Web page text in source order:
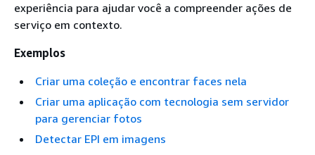
experiência para ajudar você a compreender ações de
serviço em contexto.
Exemplos
Criar uma coleção e encontrar faces nela
Criar uma aplicação com tecnologia sem servidor
para gerenciar fotos
Detectar EPI em imagens